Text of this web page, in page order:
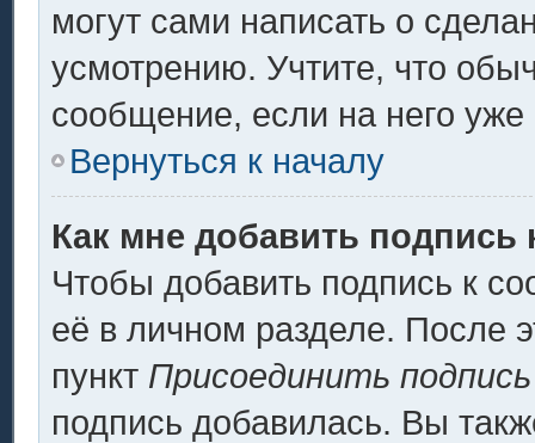
могут сами написать о
усмотрению. Учтите, что
сообщение, если на него уже
Вернуться к началу
Как мне добавить
Чтобы добавить подпись к
её в личном разделе. После
пункт Присоединить подпись
подпись добавилась. Вы